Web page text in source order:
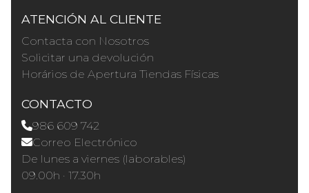
ATENCIÓN AL CLIENTE
Contacta con Nosotros
Solicitar una devolución
Horários de Apertura Tiendas Físicas
CONTACTO
986 609 742
Correo Electrónico
De lunes a viernes (laborables)
09.00h · 17.30h